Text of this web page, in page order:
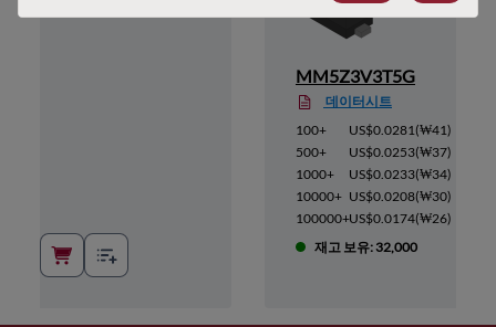
MM5Z3V3T5G
데이터시트
100+
US$0.0281(₩41)
500+
US$0.0253(₩37)
1000+
US$0.0233(₩34)
10000+ US$0.0208(₩30)
100000+US$0.0174(₩26)
재고 보유: 32,000